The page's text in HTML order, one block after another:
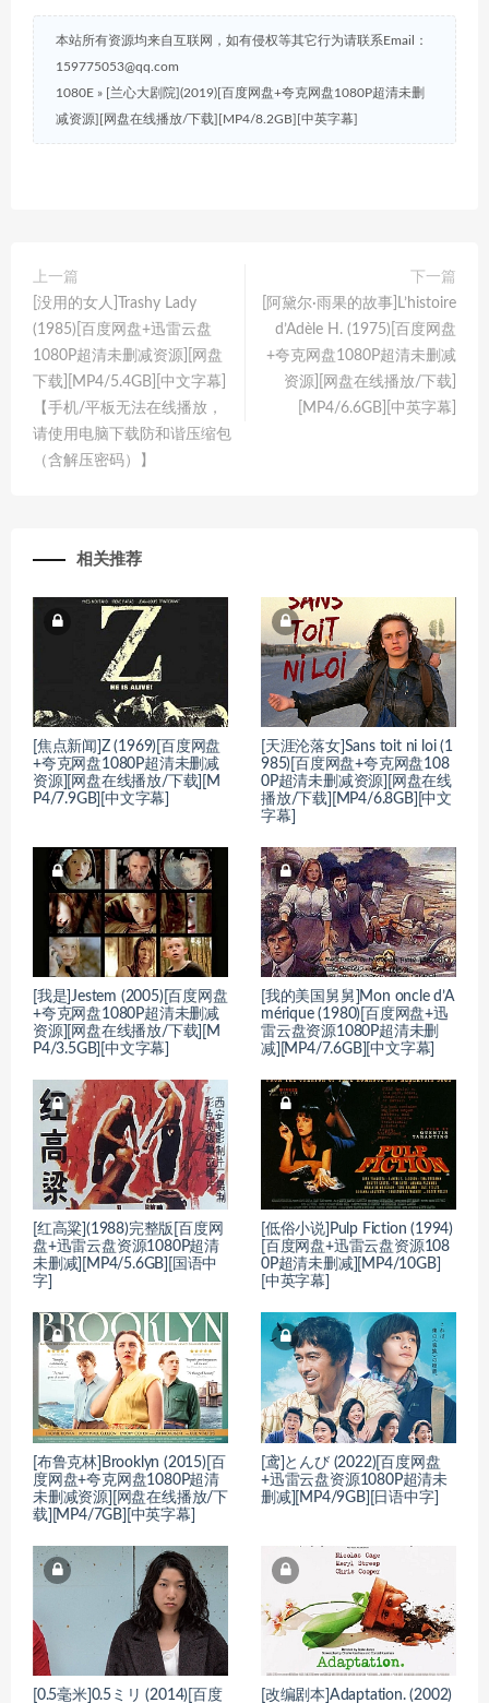
本站所有资源均来自互联网，如有侵权等其它行为请联系Email：
159775053@qq.com
1080E » [兰心大剧院](2019)[百度网盘+夸克网盘1080P超清未删
减资源][网盘在线播放/下载][MP4/8.2GB][中英字幕]
上一篇
[没用的女人]Trashy Lady
(1985)[百度网盘+迅雷云盘
1080P超清未删减资源][网盘
下载][MP4/5.4GB][中文字幕]
【手机/平板无法在线播放，
请使用电脑下载防和谐压缩包
（含解压密码）】
下一篇
[阿黛尔·雨果的故事]L’histoire
d’Adèle H. (1975)[百度网盘
+夸克网盘1080P超清未删减
资源][网盘在线播放/下载]
[MP4/6.6GB][中英字幕]
相关推荐
[焦点新闻]Z (1969)[百度网盘
+夸克网盘1080P超清未删减
资源][网盘在线播放/下载][M
P4/7.9GB][中文字幕]
[天涯沦落女]Sans toit ni loi (1
985)[百度网盘+夸克网盘108
0P超清未删减资源][网盘在线
播放/下载][MP4/6.8GB][中文
字幕]
[我是]Jestem (2005)[百度网盘
+夸克网盘1080P超清未删减
资源][网盘在线播放/下载][M
P4/3.5GB][中文字幕]
[我的美国舅舅]Mon oncle d’A
mérique (1980)[百度网盘+迅
雷云盘资源1080P超清未删
减][MP4/7.6GB][中文字幕]
[红高粱](1988)完整版[百度网
盘+迅雷云盘资源1080P超清
未删减][MP4/5.6GB][国语中
字]
[低俗小说]Pulp Fiction (1994)
[百度网盘+迅雷云盘资源108
0P超清未删减][MP4/10GB]
[中英字幕]
[布鲁克林]Brooklyn (2015)[百
度网盘+夸克网盘1080P超清
未删减资源][网盘在线播放/下
载][MP4/7GB][中英字幕]
[鸢]とんび (2022)[百度网盘
+迅雷云盘资源1080P超清未
删减][MP4/9GB][日语中字]
[0.5毫米]0.5ミリ (2014)[百度 [改编剧本]Adaptation. (2002)